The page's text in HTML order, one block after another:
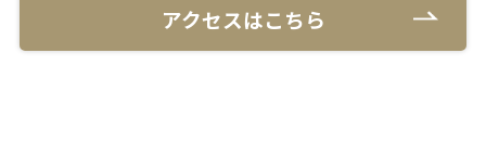
アクセスはこちら